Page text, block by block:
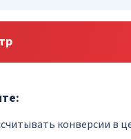
конверсии в